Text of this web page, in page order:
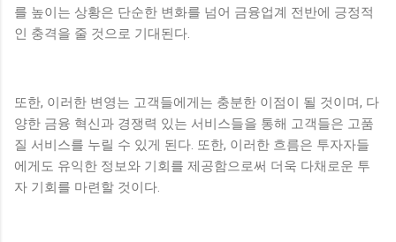
를 높이는 상황은 단순한 변화를 넘어 금융업계 전반에 긍정적
인 충격을 줄 것으로 기대된다.
또한, 이러한 변영는 고객들에게는 충분한 이점이 될 것이며, 다
양한 금융 혁신과 경쟁력 있는 서비스들을 통해 고객들은 고품
질 서비스를 누릴 수 있게 된다. 또한, 이러한 흐름은 투자자들
에게도 유익한 정보와 기회를 제공함으로써 더욱 다채로운 투
자 기회를 마련할 것이다.